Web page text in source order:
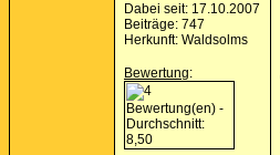
Dabei seit: 17.10.2007
Beiträge: 747
Herkunft: Waldsolms
Bewertung: